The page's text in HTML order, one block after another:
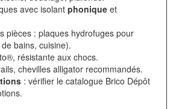
avec isolant phonique et
pièces : plaques hydrofuges pour
bains, cuisine).
résistante aux chocs.
chevilles alligator recommandés.
: vérifier le catalogue Brico Dépôt